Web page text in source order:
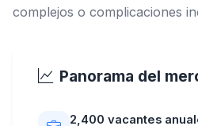
complejos o complicaciones
Panorama del
2,400 vacantes